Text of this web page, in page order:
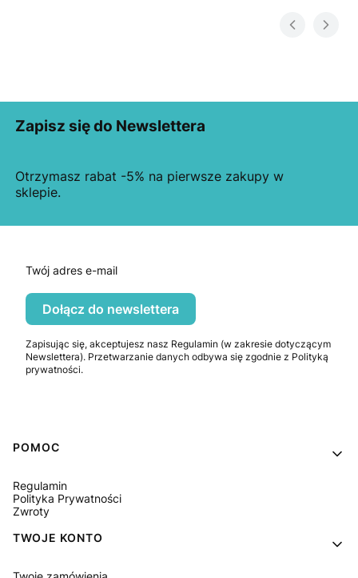
Zapisz się do Newslettera
Otrzymasz rabat -5% na pierwsze zakupy w
sklepie.
Twój adres e-mail
Dołącz do newslettera
Zapisując się, akceptujesz nasz Regulamin (w zakresie dotyczącym
Newslettera). Przetwarzanie danych odbywa się zgodnie z Polityką
prywatności.
Linki w stopce
POMOC
Regulamin
Polityka Prywatności
Zwroty
TWOJE KONTO